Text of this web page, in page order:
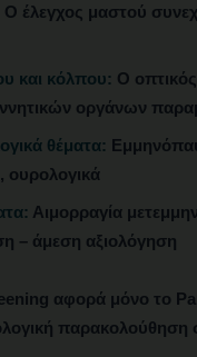
Ο έλεγχος μαστού
και κόλπου: Ο
οργάνων
θέματα:
Αιμορραγία
– άμεση αξιολόγηση
αφορά μόνο το
παρακολούθηση